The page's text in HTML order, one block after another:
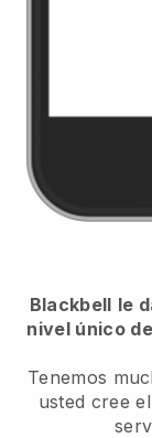
Blackbell le
nivel único
Tenemos
usted cree